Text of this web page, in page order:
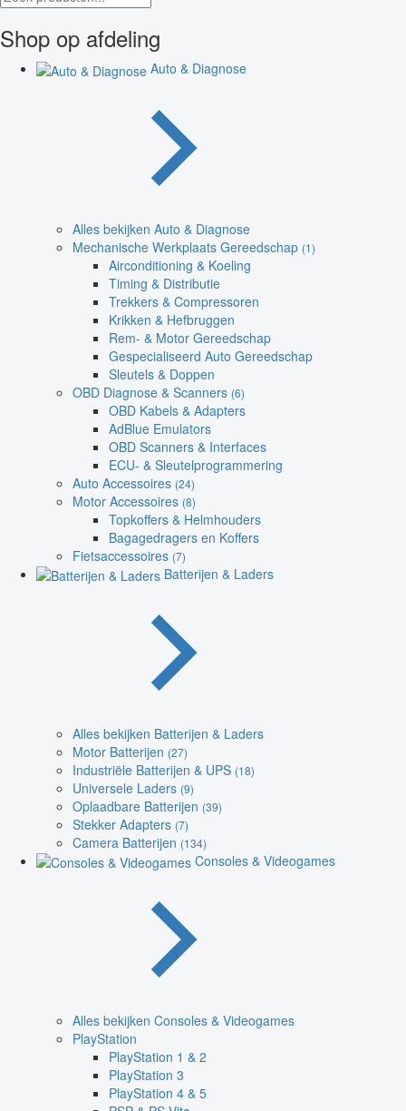
Shop op afdeling
Auto & Diagnose
Alles bekijken Auto & Diagnose
Mechanische Werkplaats Gereedschap (1)
Airconditioning & Koeling
Timing & Distributie
Trekkers & Compressoren
Krikken & Hefbruggen
Rem- & Motor Gereedschap
Gespecialiseerd Auto Gereedschap
Sleutels & Doppen
OBD Diagnose & Scanners (6)
OBD Kabels & Adapters
AdBlue Emulators
OBD Scanners & Interfaces
ECU- & Sleutelprogrammering
Auto Accessoires (24)
Motor Accessoires (8)
Topkoffers & Helmhouders
Bagagedragers en Koffers
Fietsaccessoires (7)
Batterijen & Laders
Alles bekijken Batterijen & Laders
Motor Batterijen (27)
Industriële Batterijen & UPS (18)
Universele Laders (9)
Oplaadbare Batterijen (39)
Stekker Adapters (7)
Camera Batterijen (134)
Consoles & Videogames
Alles bekijken Consoles & Videogames
PlayStation
PlayStation 1 & 2
PlayStation 3
PlayStation 4 & 5